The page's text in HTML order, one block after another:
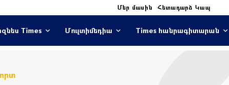
Մեր մասին Հետադարձ Կապ
Times Մուլտիմեդիա Times հանրագիտարան